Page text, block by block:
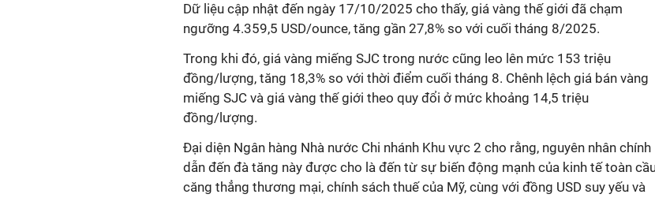
Dữ liệu cập nhật đến ngày 17/10/2025 cho thấy, giá vàng thế giới đã chạm
ngưỡng 4.359,5 USD/ounce, tăng gần 27,8% so với cuối tháng 8/2025.
Trong khi đó, giá vàng miếng SJC trong nước cũng leo lên mức 153 triệu
đồng/lượng, tăng 18,3% so với thời điểm cuối tháng 8. Chênh lệch giá bán vàng
miếng SJC và giá vàng thế giới theo quy đổi ở mức khoảng 14,5 triệu
đồng/lượng.
Đại diện Ngân hàng Nhà nước Chi nhánh Khu vực 2 cho rằng, nguyên nhân chính
dẫn đến đà tăng này được cho là đến từ sự biến động mạnh của kinh tế toàn
căng thẳng thương mại, chính sách thuế của Mỹ, cùng với đồng USD suy yếu và